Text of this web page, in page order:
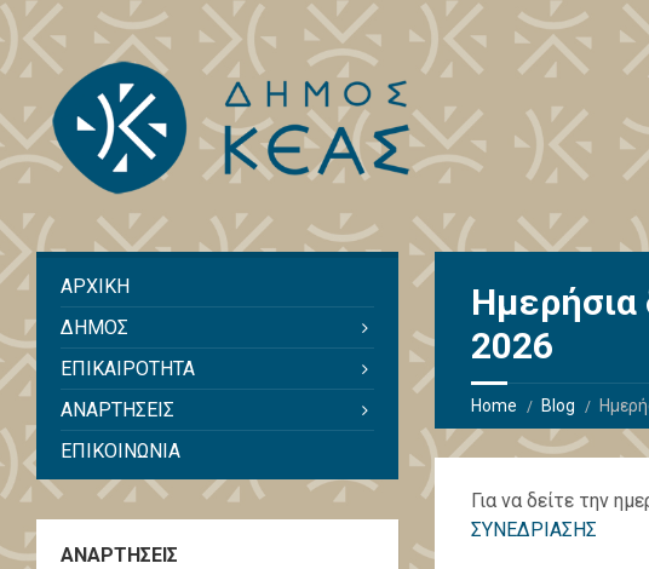
Ημερήσια
2026
Home Blog
Για να δείτε την
ΣΥΝΕΔΡΙΑΣΗΣ
ΑΡΧΙΚΗ
ΔΗΜΟΣ
ΕΠΙΚΑΙΡΟΤΗΤΑ
ΑΝΑΡΤΗΣΕΙΣ
ΕΠΙΚΟΙΝΩΝΙΑ
ΑΝΑΡΤΗΣΕΙΣ